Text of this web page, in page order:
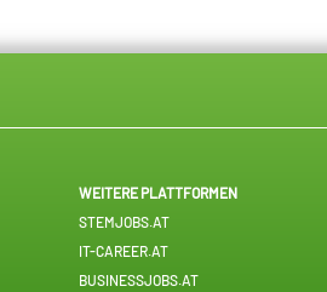
WEITERE PLATTFORMEN
STEMJOBS.AT
IT-CAREER.AT
BUSINESSJOBS.AT